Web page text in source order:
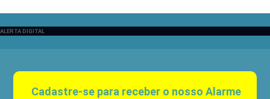
ALERTA DIGITAL
Cadastre-se para receber o nosso Alarme